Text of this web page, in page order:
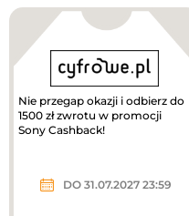
Nie przegap okazji i odbierz do
1500 zł zwrotu w promocji
Sony Cashback!
DO 31.07.2027 23:59